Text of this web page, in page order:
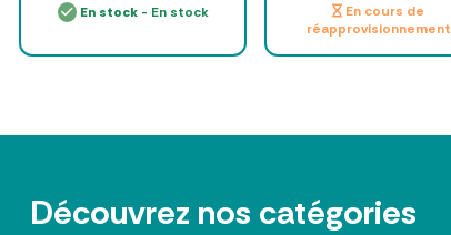
En stock- En stock
En cours de
réapprovisionnement
Découvrez nos catégories